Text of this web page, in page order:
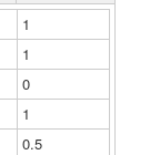
1
1
0
1
0.5